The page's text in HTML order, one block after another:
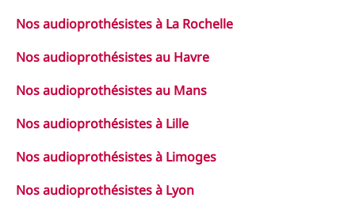
Nos audioprothésistes à La Rochelle
Nos audioprothésistes au Havre
Nos audioprothésistes au Mans
Nos audioprothésistes à Lille
Nos audioprothésistes à Limoges
Nos audioprothésistes à Lyon